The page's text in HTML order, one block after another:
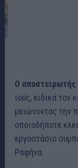
Ο αποστειρωτής
ιούς, ειδικά τον
μειώνοντας την
οποιοδήποτε
εργοστάσιο
Ραφήνα.